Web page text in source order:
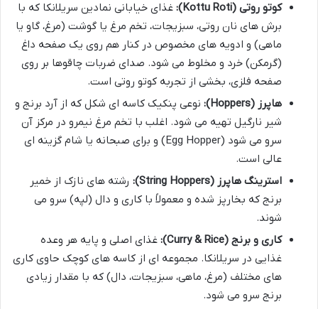
کوتو روتی (Kottu Roti):
غذای خیابانی نمادین سریلانکا که با
برش های نان روتی، سبزیجات، تخم مرغ یا گوشت (مرغ، گاو یا
ماهی) و ادویه های مخصوص در کنار هم روی یک صفحه داغ
(گرمکن) خرد و مخلوط می شود. صدای ضربات چاقوها بر روی
صفحه فلزی، بخشی از تجربه کوتو روتی است.
هاپرز (Hoppers):
نوعی پنکیک کاسه ای شکل که از آرد برنج و
شیر نارگیل تهیه می شود. اغلب با تخم مرغ نیمرو در مرکز آن
سرو می شود (Egg Hopper) و برای صبحانه یا شام گزینه ای
عالی است.
استرینگ هاپرز (String Hoppers):
رشته های نازک از خمیر
برنج که بخارپز شده و معمولاً با کاری و دال (لپه) سرو می
شوند.
کاری و برنج (Curry & Rice):
غذای اصلی و پایه هر وعده
غذایی در سریلانکا. مجموعه ای از کاسه های کوچک حاوی کاری
های مختلف (مرغ، ماهی، سبزیجات، دال) که با مقدار زیادی
برنج سرو می شود.